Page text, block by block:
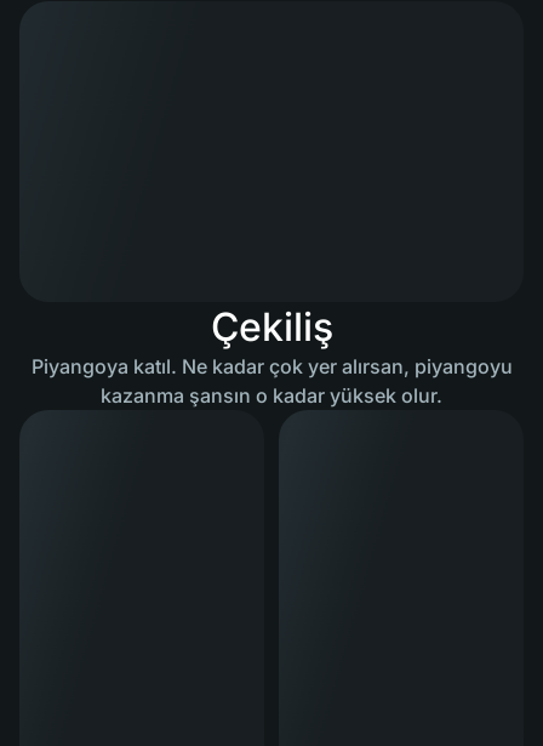
Çekiliş
Piyangoya katıl. Ne kadar çok yer alırsan, piyangoyu
kazanma şansın o kadar yüksek olur.